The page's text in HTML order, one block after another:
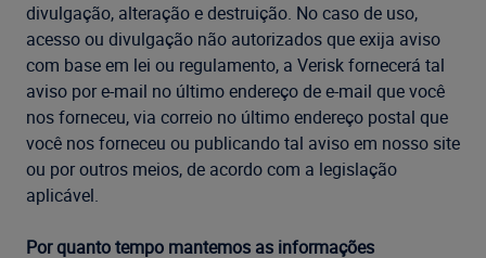
divulgação, alteração e destruição. No caso de uso,
acesso ou divulgação não autorizados que exija aviso
com base em lei ou regulamento, a Verisk fornecerá tal
aviso por e-mail no último endereço de e-mail que você
nos forneceu, via correio no último endereço postal que
você nos forneceu ou publicando tal aviso em nosso site
ou por outros meios, de acordo com a legislação
aplicável.
Por quanto tempo mantemos as informações